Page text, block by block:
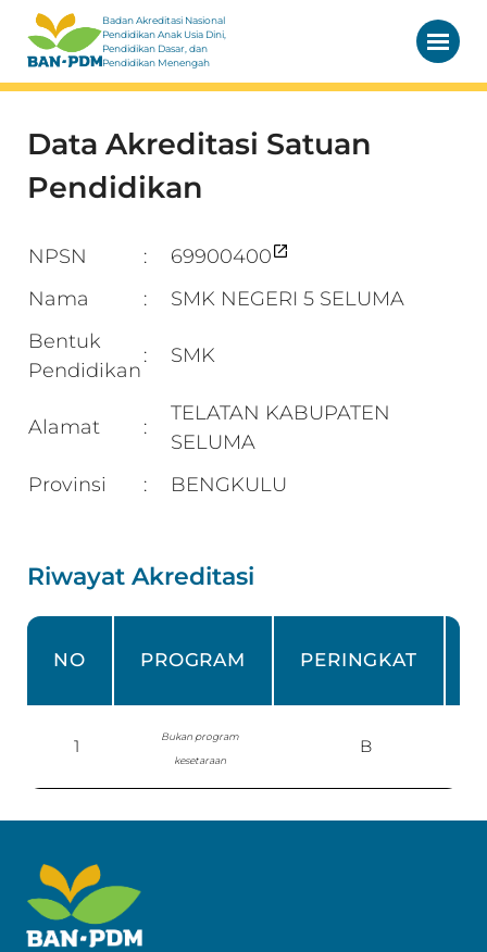
Badan Akreditasi Nasional
Pendidikan Anak Usia Dini,
Pendidikan Dasar, dan
Pendidikan Menengah
Data Akreditasi Satuan
Pendidikan
NPSN :
69900400
Nama
:
SMK NEGERI 5 SELUMA
Bentuk
Pendidikan
: SMK
Alamat :
TELATAN KABUPATEN
SELUMA
Provinsi
: BENGKULU
Riwayat Akreditasi
NO PROGRAM PERINGKAT
1
Bukan program
kesetaraan
B